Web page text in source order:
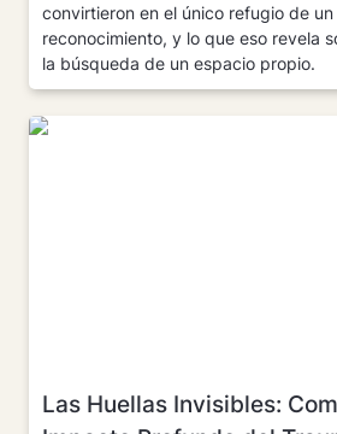
convirtieron en el único refugio de un
reconocimiento, y lo que eso revela
la búsqueda de un espacio propio.
Las Huellas Invisibles:
Las Huellas Invisibles: